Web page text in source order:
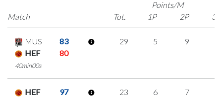
Match
Points/M
Tot.
1P 2P 3P
MUS
83
HEF
80
40min00s
29 5 9
HEF
97
23 6 7